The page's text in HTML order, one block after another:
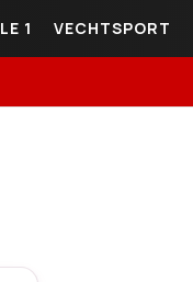
1 VECHTSPORT